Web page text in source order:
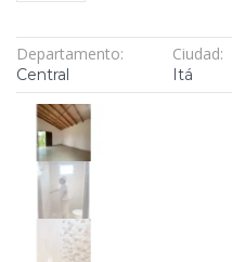
Departamento:
Central
Ciudad:
Itá